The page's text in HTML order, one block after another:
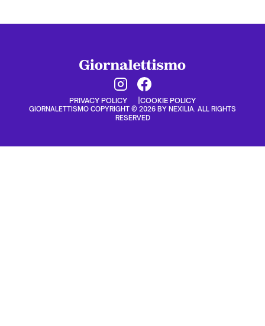
PRIVACY POLICY COOKIE POLICY
GIORNALETTISMO COPYRIGHT © 2026 BY NEXILIA. ALL RIGHTS
RESERVED